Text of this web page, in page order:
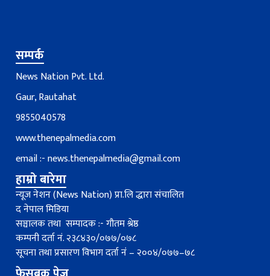
सम्पर्क
News Nation Pvt. Ltd.
Gaur, Rautahat
9855040578
www.thenepalmedia.com
email :-news.thenepalmedia@gmail.com
हाम्रो बारेमा
न्यूज नेशन (News Nation) प्रा.लि द्धारा संचालित
द नेपाल मिडिया
सञ्चालक तथा सम्पादक :- गौतम श्रेष्ठ
कम्पनी दर्ता नं. २३८४३०/०७७/०७८
सूचना तथा प्रसारण विभाग दर्ता नंं – २००४/०७७–७८